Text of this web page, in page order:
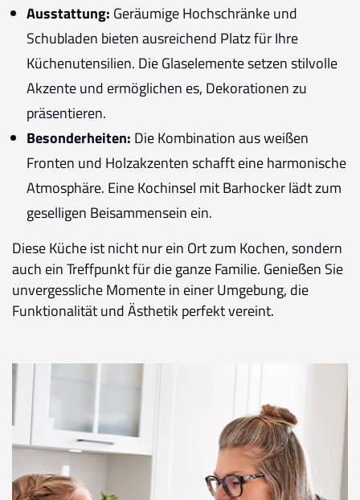
Ausstattung: Geräumige Hochschränke und
Schubladen bieten ausreichend Platz für Ihre
Küchenutensilien. Die Glaselemente setzen stilvolle
Akzente und ermöglichen es, Dekorationen zu
präsentieren.
Besonderheiten: Die Kombination aus weißen
Fronten und Holzakzenten schafft eine harmonische
Atmosphäre. Eine Kochinsel mit Barhocker lädt zum
geselligen Beisammensein ein.
Diese Küche ist nicht nur ein Ort zum Kochen, sondern
auch ein Treffpunkt für die ganze Familie. Genießen Sie
unvergessliche Momente in einer Umgebung, die
Funktionalität und Ästhetik perfekt vereint.